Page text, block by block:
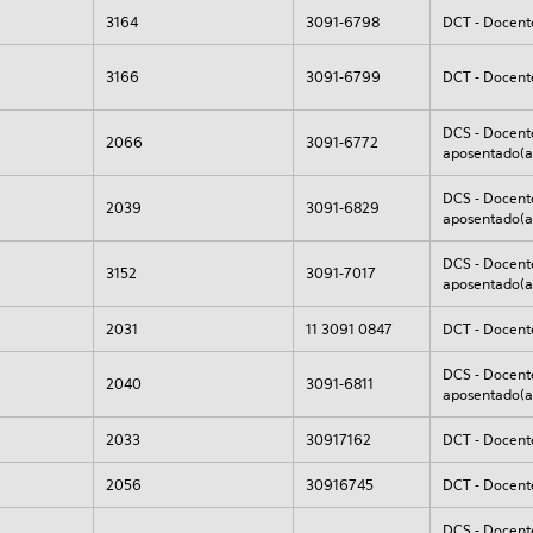
3164 3091-6798 DCT -
3166 3091-6799 DCT -
2066 3091-6772
DCS -
2039 3091-6829
DCS -
3152 3091-7017
DCS -
2031 11 3091 0847 DCT -
2040 3091-6811
DCS -
2033 30917162 DCT -
2056 30916745 DCT -